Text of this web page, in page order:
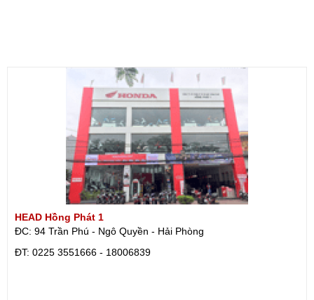
HEAD Hồng Phát 1
ĐC: 94 Trần Phú - Ngô Quyền - Hải Phòng
ÐT: 0225 3551666 - 18006839